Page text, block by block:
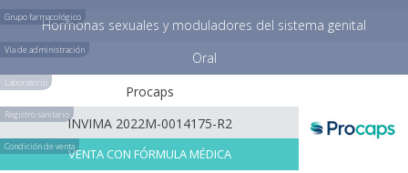
Grupo farmacológicoHormonas sexuales y moduladores del sistema genital
Vía de administración Oral
Laboratorio
Procaps
Registro sanitario
INVIMA 2022M-0014175-R2
Condición de ventaVENTA CON FÓRMULA MÉDICA